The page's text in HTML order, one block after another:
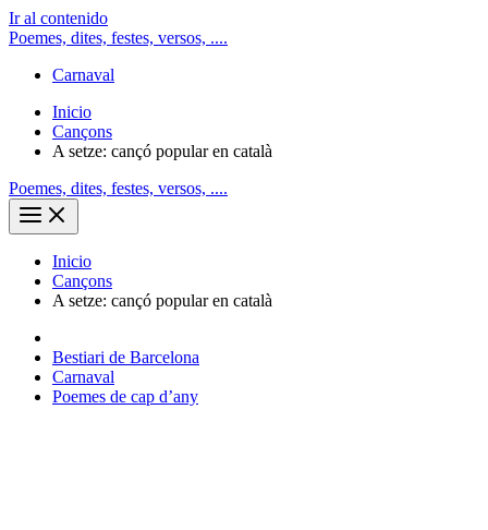
Ir al contenido
Poemes, dites, festes, versos, ....
Carnaval
Inicio
Cançons
A setze: cançó popular en català
Poemes, dites, festes, versos, ....
Inicio
Cançons
A setze: cançó popular en català
Bestiari de Barcelona
Carnaval
Poemes de cap d’any